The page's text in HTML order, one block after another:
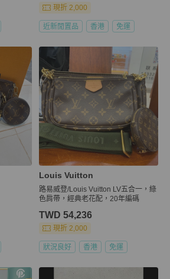
現折 2,000
近新閒置品 香港 免運
Louis Vuitton
路易威登/Louis Vuitton LV五合一，綠
色肩帶，經典老花配，20年編碼
TWD 54,236
現折 2,000
狀況良好 香港 免運